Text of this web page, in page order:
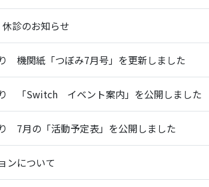
診のお知らせ
機関紙「つぼみ7月号」を更新しました
「Switch イベント案内」を公開しました
7月の「活動予定表」を公開しました
ンについて